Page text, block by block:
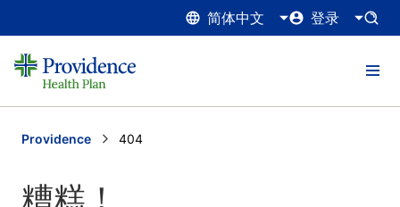
简体中文 登录
Providence Current:
404
糟糕！